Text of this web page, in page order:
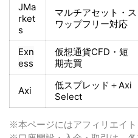
JMa
rket
s
マルチアセット・ス
ワップフリー対応
Exn
ess
仮想通貨CFD・短
期売買
Axi 低スプレッド＋Axi
Select
※本ページにはアフィリエイト